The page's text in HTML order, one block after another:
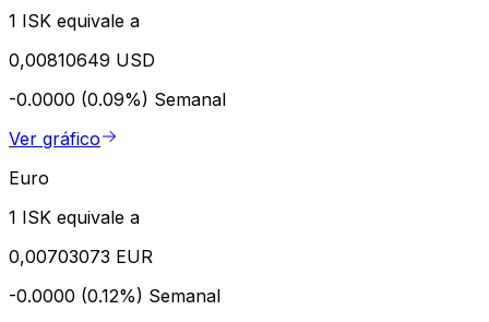
1 ISK equivale a
0,00810649 USD
-0.0000 (0.09%) Semanal
Ver gráfico
Euro
1 ISK equivale a
0,00703073 EUR
-0.0000 (0.12%) Semanal